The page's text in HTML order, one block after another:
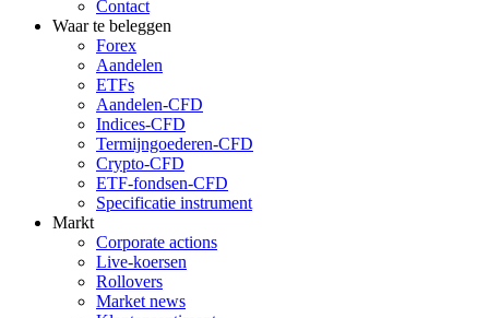
Contact
Waar te beleggen
Forex
Aandelen
ETFs
Aandelen-CFD
Indices-CFD
Termijngoederen-CFD
Crypto-CFD
ETF-fondsen-CFD
Specificatie instrument
Markt
Corporate actions
Live-koersen
Rollovers
Market news